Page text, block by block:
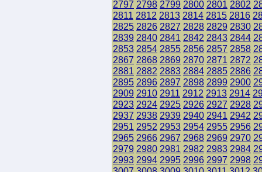
2797 2798 2799 2800 2801 2802
2811 2812 2813 2814 2815 2816
2825 2826 2827 2828 2829 2830
2839 2840 2841 2842 2843 2844
2853 2854 2855 2856 2857 2858
2867 2868 2869 2870 2871 2872
2881 2882 2883 2884 2885 2886
2895 2896 2897 2898 2899 2900
2909 2910 2911 2912 2913 2914
2923 2924 2925 2926 2927 2928
2937 2938 2939 2940 2941 2942
2951 2952 2953 2954 2955 2956
2965 2966 2967 2968 2969 2970
2979 2980 2981 2982 2983 2984
2993 2994 2995 2996 2997 2998